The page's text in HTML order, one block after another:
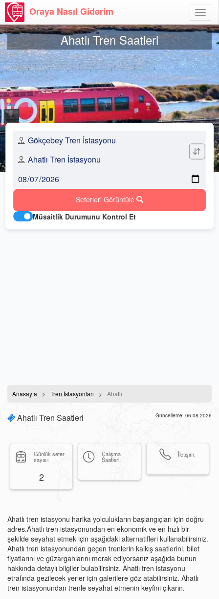
Aç
Oraya Nasıl Giderim
Ahatlı Tren Saatleri
Seferleri Görüntüle
Müsaitlik Durumunu Kontrol Et
Anasayfa Tren İstasyonları Ahatlı
Ahatlı Tren Saatleri Güncelleme: 06.08.2026
Günlük sefer
sayısı:
2
Çalışma
Saatleri:
İletişim:
Ahatlı tren istasyonu harika yolculukların başlangıçları için doğru
adres.Ahatlı tren istasyonundan en ekonomik ve en hızlı bir
şekilde seyahat etmek için aşağıdaki alternatifleri kullanabilirsiniz.
Ahatlı tren istasyonundan geçen trenlerin kalkış saatlerini, bilet
fiyatlarını ve güzargahlarını merak ediyorsanız aşağıda bunun
hakkında detaylı bilgiler bulabilirsiniz. Ahatlı tren istasyonu
etrafında gezilecek yerler için galerilere göz atabilirsiniz. Ahatlı
tren istasyonundan trenle seyahat etmenin keyfini çıkarın.